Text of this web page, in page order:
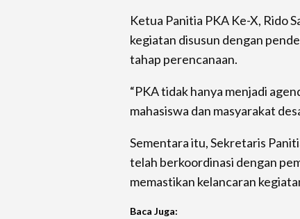
Ketua Panitia PKA Ke-X, Rido
kegiatan disusun dengan
tahap perencanaan.
“PKA tidak hanya menjadi
mahasiswa dan masyarakat
Sementara itu, Sekretaris
telah berkoordinasi dengan
memastikan kelancaran
Baca Juga: